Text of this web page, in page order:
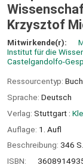
Krzysztof
Mitwirkende(r):
Institut für die
Castelgandolfo-
Ressourcentyp: Buch
Sprache: Deutsch
Verlag: Stuttgart :
Auflage: 1. Aufl
Beschreibung: 346
ISBN: